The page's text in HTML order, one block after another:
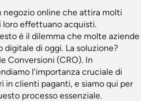
negozio online che attira molti
loro effettuano acquisti.
è il dilemma che molte aziende
di oggi. La soluzione?
Conversioni (CRO). In
l'importanza cruciale di
in clienti paganti, e siamo qui per
processo essenziale.